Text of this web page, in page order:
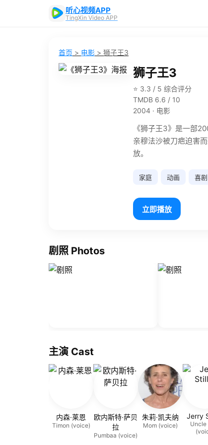
听心视频APP
TingXin Video APP
首页 > 电影 > 狮子王3
狮子王3
⭐ 3.3 / 5 综合评分
TMDB 6.6 / 10
2004 · 电影
《狮子王3》是一部
亲穆法沙被刀疤迫害
放。
家庭 动画 喜剧
立即播放
剧照 Photos
主演 Cast
内森·莱恩
Timon (voice)
欧内斯特·萨贝
拉
Pumbaa (voice)
朱莉·凯夫纳
Mom (voice)
Jerry
Uncle